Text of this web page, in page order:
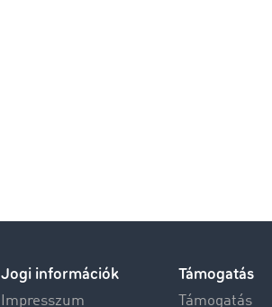
Jogi információk
Impresszum
Támogatás
Támogatás